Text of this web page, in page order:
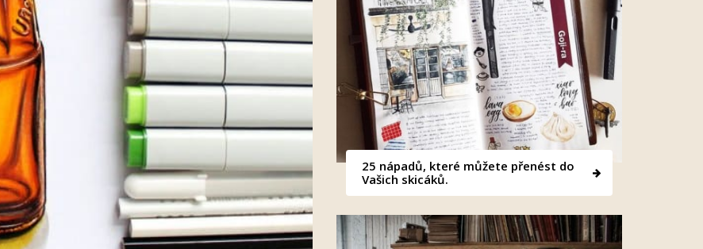
25 nápadů, které můžete přenést do
Vašich skicáků.